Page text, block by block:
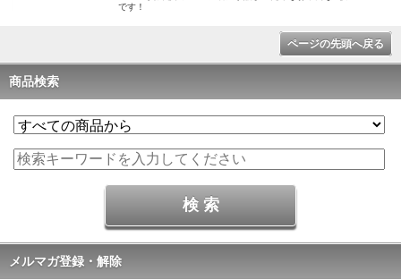
です！
ページの先頭へ戻る
商品検索
メルマガ登録・解除